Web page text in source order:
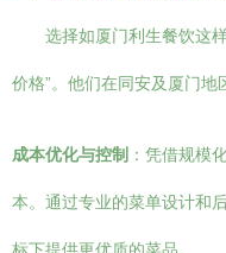
选择如厦门利生餐饮这
价格”。他们在同安及厦门地
成本优化与控制 ：凭借规模
本。通过专业的菜单设计和